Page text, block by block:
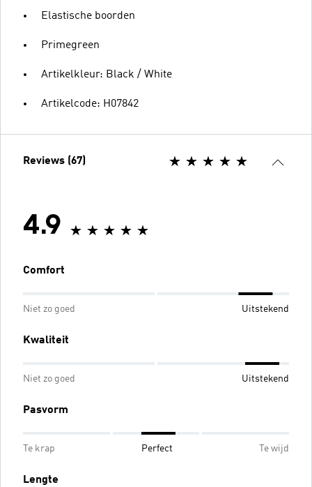
Elastische boorden
Primegreen
Artikelkleur: Black / White
Artikelcode: H07842
Reviews (67)
4.9
Comfort
Niet zo goed Uitstekend
Kwaliteit
Niet zo goed Uitstekend
Pasvorm
Te krap Perfect Te wijd
Lengte